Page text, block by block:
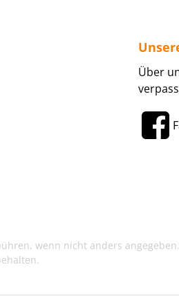
Über
wenn nicht anders angegeben.